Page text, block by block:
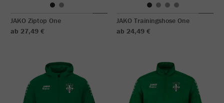
JAKO Ziptop One
ab 27,49 €
JAKO Trainingshose One
ab 24,49 €